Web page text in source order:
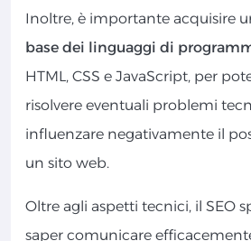
Inoltre, è importante acquisire
base dei linguaggi di
HTML, CSS e JavaScript, per
risolvere eventuali problemi
influenzare negativamente il
un sito web.
Oltre agli aspetti tecnici, il SEO
saper comunicare